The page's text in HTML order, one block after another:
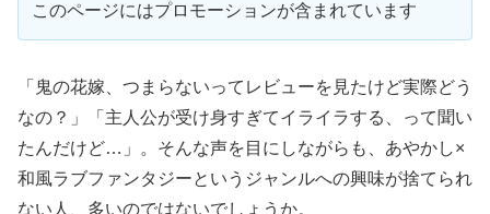
このページにはプロモーションが含まれています
「鬼の花嫁、つまらないってレビューを見たけど実際どう
なの？」「主人公が受け身すぎてイライラする、って聞い
たんだけど…」。そんな声を目にしながらも、あやかし×
和風ラブファンタジーというジャンルへの興味が捨てられ
ない人、多いのではないでしょうか。